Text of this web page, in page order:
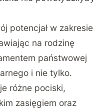
potencjał w zakresie
na rodzinę
państwowej
i nie tylko.
różne pociski,
zasięgiem oraz